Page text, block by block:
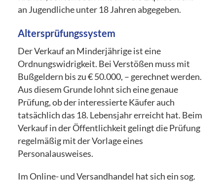
an Jugendliche unter 18 Jahren abgegeben.
Altersprüfungssystem
Der Verkauf an Minderjährige ist eine
Ordnungswidrigkeit. Bei Verstößen muss mit
Bußgeldern bis zu € 50.000, – gerechnet werden.
Aus diesem Grunde lohnt sich eine genaue
Prüfung, ob der interessierte Käufer auch
tatsächlich das 18. Lebensjahr erreicht hat. Beim
Verkauf in der Öffentlichkeit gelingt die Prüfung
regelmäßig mit der Vorlage eines
Personalausweises.
Im Online- und Versandhandel hat sich ein sog.